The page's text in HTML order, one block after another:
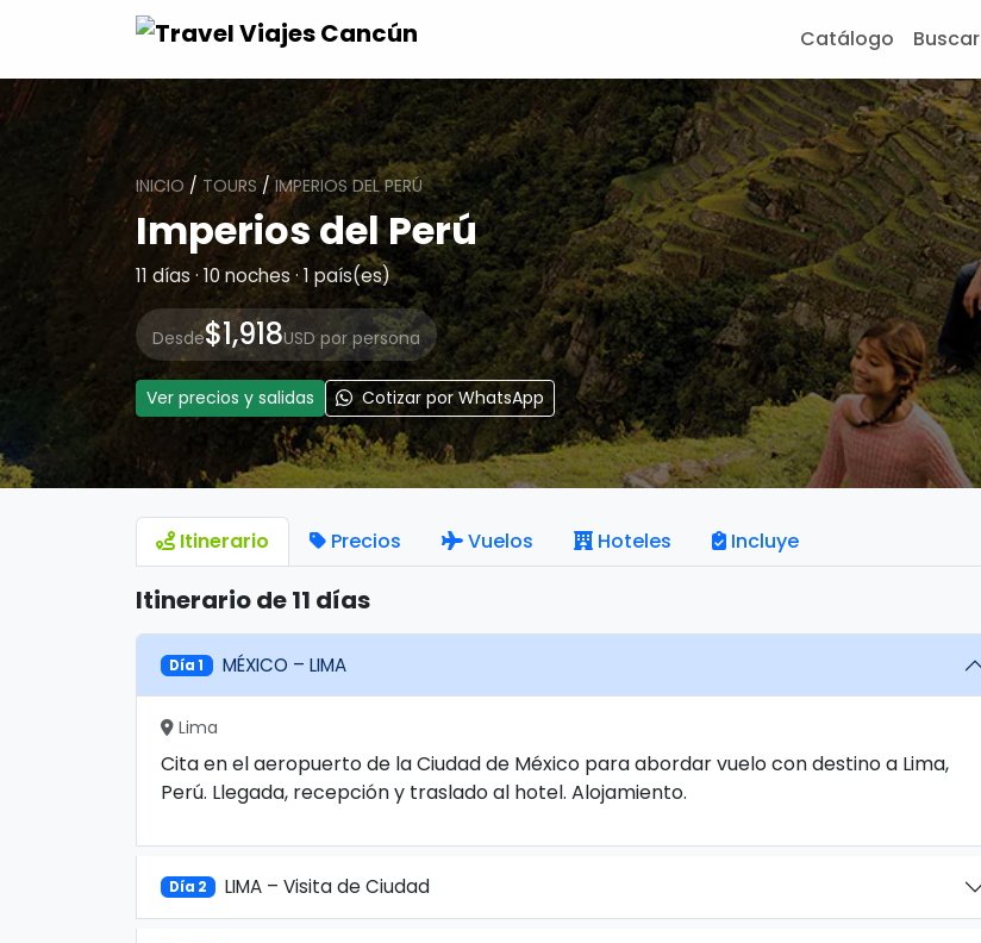
Catálogo Buscar
INICIO / TOURS/IMPERIOS DEL PERÚ
Imperios del Perú
11 días · 10 noches · 1 país(es)
Desde$1,918USD por persona
Ver precios y salidas Cotizar por WhatsApp
Itinerario Precios Vuelos Hoteles Incluye
Itinerario de 11 días
Día 1 MÉXICO – LIMA
Lima
Cita en el aeropuerto de la Ciudad de México para abordar vuelo con destino a Lima,
Perú. Llegada, recepción y traslado al hotel. Alojamiento.
Día 2 LIMA – Visita de Ciudad